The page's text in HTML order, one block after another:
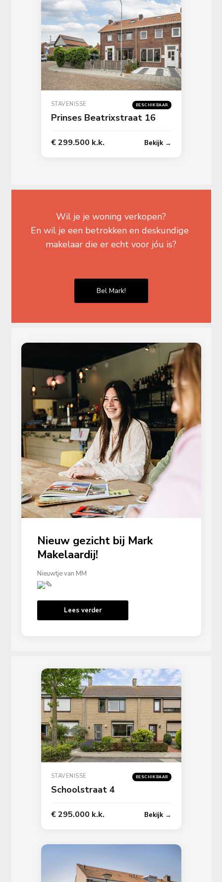
STAVENISSE BESCHIKBAAR
Prinses Beatrixstraat 16
€ 299.500 k.k. Bekijk →
Wil je je woning verkopen?
En wil je een betrokken en deskundige
makelaar die er echt voor jóu is?
Bel Mark!
Nieuw gezicht bij Mark
Makelaardij!
Nieuwtje van MM
Lees verder
STAVENISSE BESCHIKBAAR
Schoolstraat 4
€ 295.000 k.k. Bekijk →